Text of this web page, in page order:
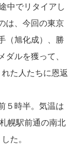
中でリタイアし
は、今回の東京
（旭化成）、勝
ルを獲って、
た人たちに恩返
５時半。気温は
幌駅前通の南北
た。